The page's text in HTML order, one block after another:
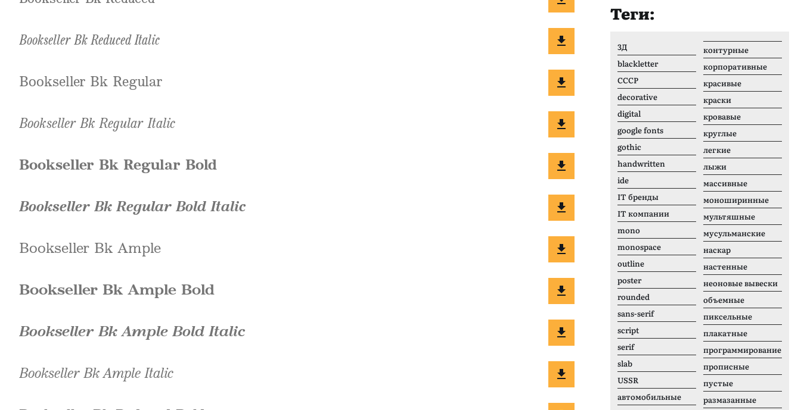
Теги:
3Д
blackletter
CCCР
decorative
digital
google fonts
gothic
handwritten
ide
IT бренды
IT компании
mono
monospace
outline
poster
rounded
sans-serif
script
serif
slab
USSR
автомобильные
контурные
корпоративные
красивые
краски
кровавые
круглые
легкие
лыжи
массивные
моноширинные
мультяшные
мусульманские
наскар
настенные
неоновые вывески
объемные
пиксельные
плакатные
программирование
прописные
пустые
размазанные